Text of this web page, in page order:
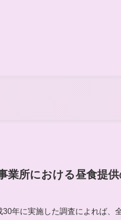
業所における昼食提
30年に実施した調査によれば、